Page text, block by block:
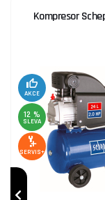
Kompresor
AKCE
12 %
SLEVA
SERVIS+